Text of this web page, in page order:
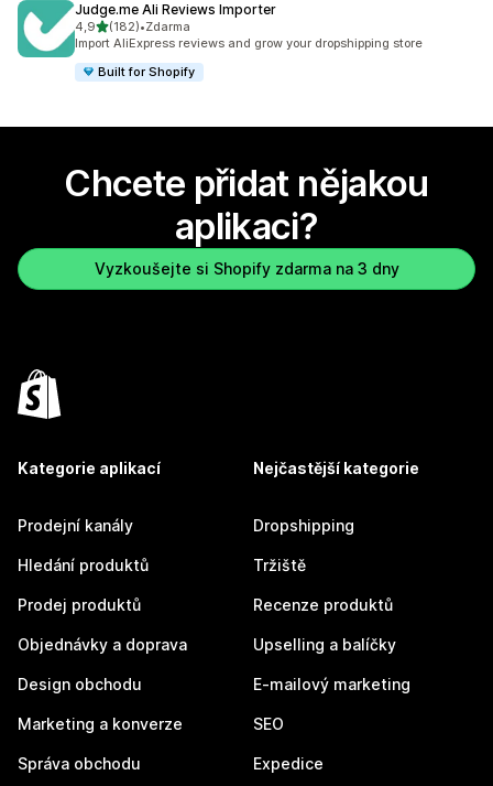
Judge.me Ali Reviews Importer
4,9z 5 hvězd
(182)
Celkový počet recenzí: 182
•Zdarma
Import AliExpress reviews and grow your dropshipping store
Built for Shopify
Chcete přidat nějakou
aplikaci?
Vyzkoušejte si Shopify zdarma na 3 dny
Kategorie aplikací
Prodejní kanály
Hledání produktů
Prodej produktů
Objednávky a doprava
Design obchodu
Marketing a konverze
Správa obchodu
Nejčastější kategorie
Dropshipping
Tržiště
Recenze produktů
Upselling a balíčky
E-mailový marketing
SEO
Expedice